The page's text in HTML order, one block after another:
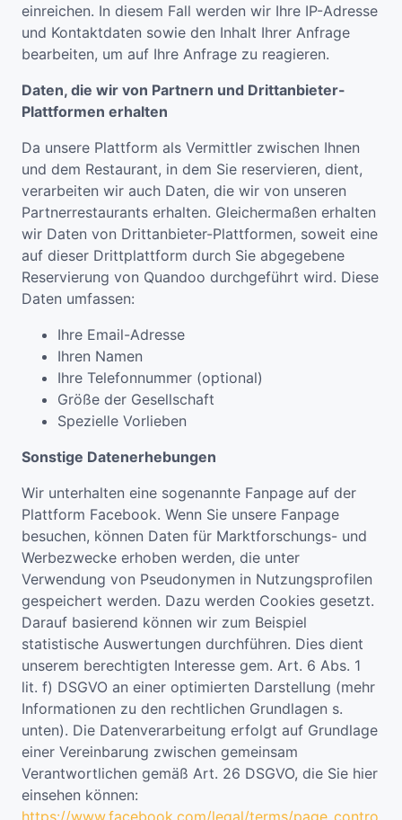
einreichen. In diesem Fall werden wir Ihre IP-Adresse
und Kontaktdaten sowie den Inhalt Ihrer Anfrage
bearbeiten, um auf Ihre Anfrage zu reagieren.
Daten, die wir von Partnern und Drittanbieter-
Plattformen erhalten
Da unsere Plattform als Vermittler zwischen Ihnen
und dem Restaurant, in dem Sie reservieren, dient,
verarbeiten wir auch Daten, die wir von unseren
Partnerrestaurants erhalten. Gleichermaßen erhalten
wir Daten von Drittanbieter-Plattformen, soweit eine
auf dieser Drittplattform durch Sie abgegebene
Reservierung von Quandoo durchgeführt wird. Diese
Daten umfassen:
Ihre Email-Adresse
Ihren Namen
Ihre Telefonnummer (optional)
Größe der Gesellschaft
Spezielle Vorlieben
Sonstige Datenerhebungen
Wir unterhalten eine sogenannte Fanpage auf der
Plattform Facebook. Wenn Sie unsere Fanpage
besuchen, können Daten für Marktforschungs- und
Werbezwecke erhoben werden, die unter
Verwendung von Pseudonymen in Nutzungsprofilen
gespeichert werden. Dazu werden Cookies gesetzt.
Darauf basierend können wir zum Beispiel
statistische Auswertungen durchführen. Dies dient
unserem berechtigten Interesse gem. Art. 6 Abs. 1
lit. f) DSGVO an einer optimierten Darstellung (mehr
Informationen zu den rechtlichen Grundlagen s.
unten). Die Datenverarbeitung erfolgt auf Grundlage
einer Vereinbarung zwischen gemeinsam
Verantwortlichen gemäß Art. 26 DSGVO, die Sie hier
einsehen können: